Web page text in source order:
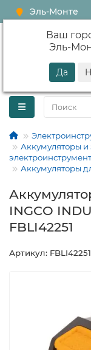
Эль-Монте
Ваш
Эль-
Аккумуляторы и
Аккумуляторы
INGCO
FBLI42251
Артикул: FBLI42251